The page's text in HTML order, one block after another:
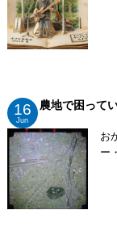
16
Jun
農地で困って
お
ー